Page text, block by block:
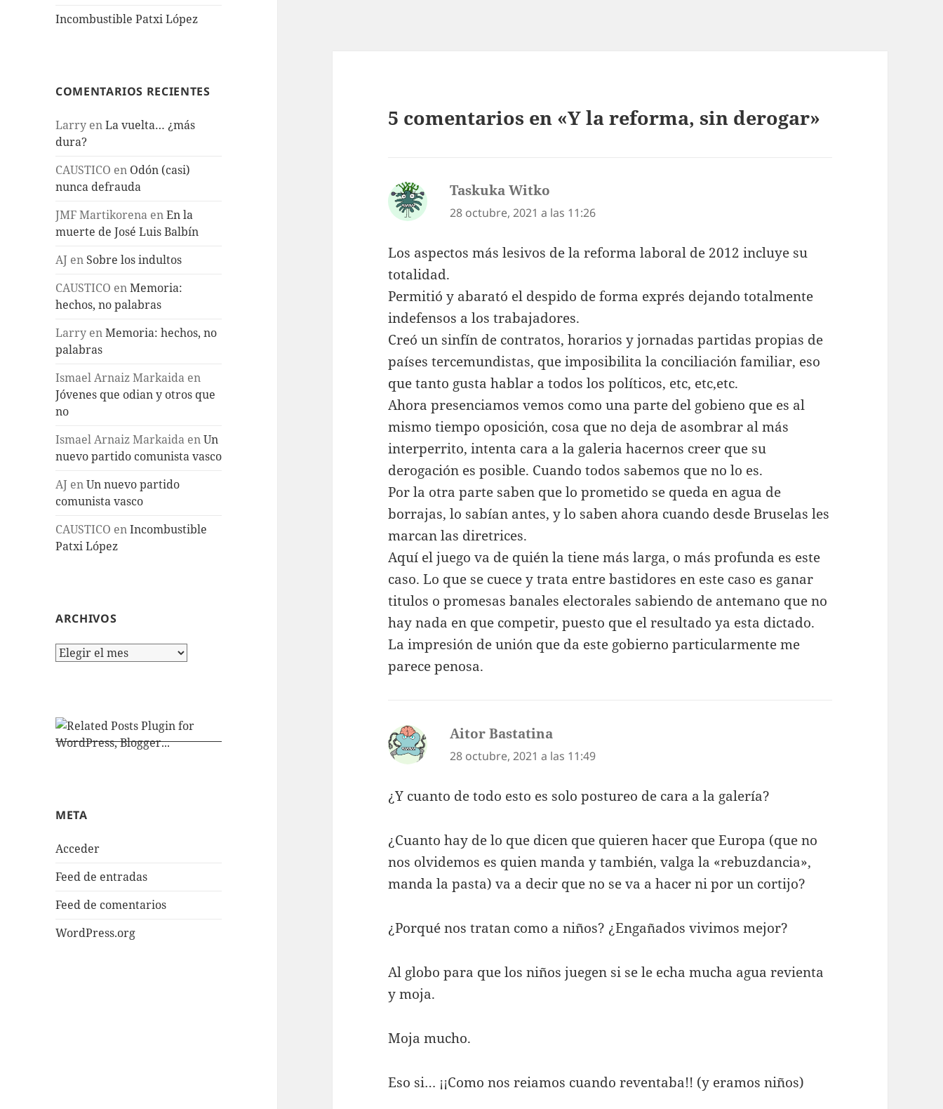
Incombustible Patxi López
COMENTARIOS RECIENTES
Larry enLa vuelta… ¿más
dura?
CAUSTICO en Odón (casi)
nunca defrauda
JMF Martikorena enEn la
muerte de José Luis Balbín
AJ en Sobre los indultos
CAUSTICO enMemoria:
hechos, no palabras
Larry enMemoria: hechos, no
palabras
Ismael Arnaiz Markaida en
Jóvenes que odian y otros que
no
Ismael Arnaiz Markaida enUn
nuevo partido comunista vasco
AJ enUn nuevo partido
comunista vasco
CAUSTICO enIncombustible
Patxi López
ARCHIVOS
Archivos
META
Acceder
Feed de entradas
Feed de comentarios
WordPress.org
5 comentarios en «Y la reforma, sin derogar»
Taskuka Witko
28 octubre, 2021 a las 11:26
Los aspectos más lesivos de la reforma laboral de 2012 incluye su
totalidad.
Permitió y abarató el despido de forma exprés dejando totalmente
indefensos a los trabajadores.
Creó un sinfín de contratos, horarios y jornadas partidas propias de
países tercemundistas, que imposibilita la conciliación familiar, eso
que tanto gusta hablar a todos los políticos, etc, etc,etc.
Ahora presenciamos vemos como una parte del gobieno que es al
mismo tiempo oposición, cosa que no deja de asombrar al más
interperrito, intenta cara a la galeria hacernos creer que su
derogación es posible. Cuando todos sabemos que no lo es.
Por la otra parte saben que lo prometido se queda en agua de
borrajas, lo sabían antes, y lo saben ahora cuando desde Bruselas les
marcan las diretrices.
Aquí el juego va de quién la tiene más larga, o más profunda es este
caso. Lo que se cuece y trata entre bastidores en este caso es ganar
titulos o promesas banales electorales sabiendo de antemano que no
hay nada en que competir, puesto que el resultado ya esta dictado.
La impresión de unión que da este gobierno particularmente me
parece penosa.
Aitor Bastatina
28 octubre, 2021 a las 11:49
¿Y cuanto de todo esto es solo postureo de cara a la galería?
¿Cuanto hay de lo que dicen que quieren hacer que Europa (que no
nos olvidemos es quien manda y también, valga la «rebuzdancia»,
manda la pasta) va a decir que no se va a hacer ni por un cortijo?
¿Porqué nos tratan como a niños? ¿Engañados vivimos mejor?
Al globo para que los niños juegen si se le echa mucha agua revienta
y moja.
Moja mucho.
Eso si… ¡¡Como nos reiamos cuando reventaba!! (y eramos niños)